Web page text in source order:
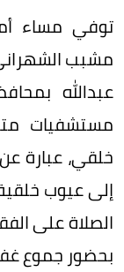
توفي مساء
مشبب
عبدالله
مستشفيات
خلقي، عبارة
إلى عيوب
الصلاة على
بحضور جموع